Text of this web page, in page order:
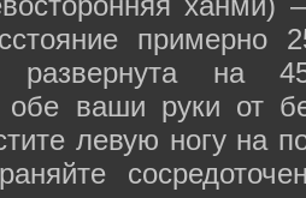
примерно
развернута на
обе ваши руки от
левую ногу на